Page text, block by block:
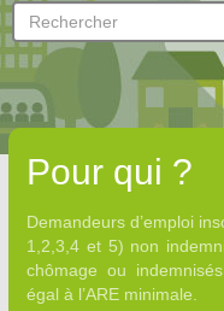
Formulaire
de
recherche
Rechercher
Pour qui ?
Demandeurs d’emploi
1,2,3,4 et 5) non
chômage ou
égal à l’ARE minimale.